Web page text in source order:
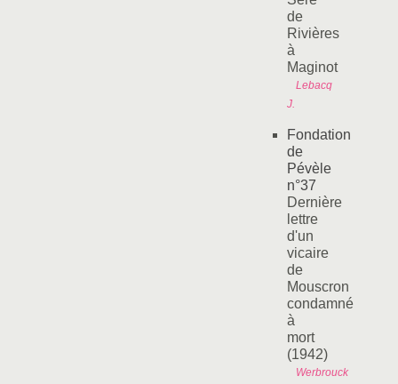
de
Rivières
à
Maginot
Lebacq
J.
Fondation
de
Pévèle
n°37
Dernière
lettre
d'un
vicaire
de
Mouscron
condamné
à
mort
(1942)
Werbrouck